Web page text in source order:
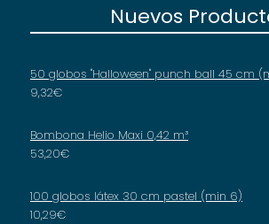
Nuevos
50 globos "Halloween" punch ball 45 cm
9,32€
Bombona Helio Maxi 0,42 m³
53,20€
100 globos látex 30 cm pastel (min 6)
10,29€